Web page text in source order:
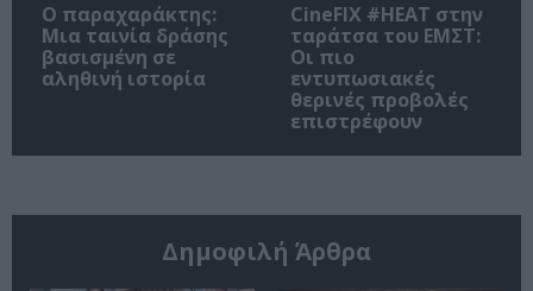
Ο παραχαράκτης:
Μια ταινία δράσης
βασισμένη σε
αληθινή ιστορία
CineFIX #ΗΕΑΤ στην
ταράτσα του ΕΜΣΤ:
Οι πιο
εντυπωσιακές
θερινές προβολές
επιστρέφουν
Δημοφιλή Άρθρα